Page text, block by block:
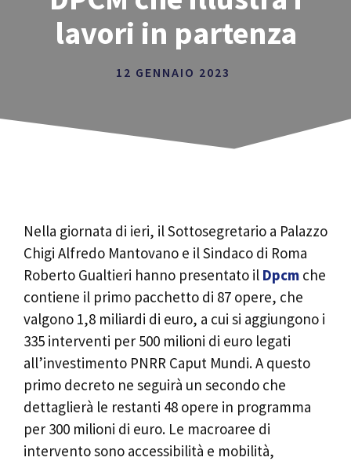
lavori in partenza
12 GENNAIO 2023
Nella giornata di ieri, il Sottosegretario a Palazzo
Chigi Alfredo Mantovano e il Sindaco di Roma
Roberto Gualtieri hanno presentato il Dpcm che
contiene il primo pacchetto di 87 opere, che
valgono 1,8 miliardi di euro, a cui si aggiungono i
335 interventi per 500 milioni di euro legati
all’investimento PNRR Caput Mundi. A questo
primo decreto ne seguirà un secondo che
dettaglierà le restanti 48 opere in programma
per 300 milioni di euro. Le macroaree di
intervento sono accessibilità e mobilità,